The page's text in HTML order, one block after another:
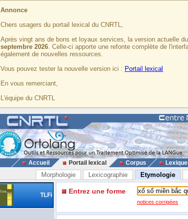
Annonce
Chers usagers du portail lexical du CNRTL,
Après vingt ans de bons et loyaux services, la version actuelle
septembre 2026. Celle-ci apporte une refonte complète de
également de nouvelles ressources.
Vous pouvez tester la nouvelle version ici : Portail lexical
En vous remerciant,
L'équipe du CNRTL
Accueil Portail lexical Corpus
Morphologie Lexicographie Etymologie
TLFi Entrez une forme
notices corrigées